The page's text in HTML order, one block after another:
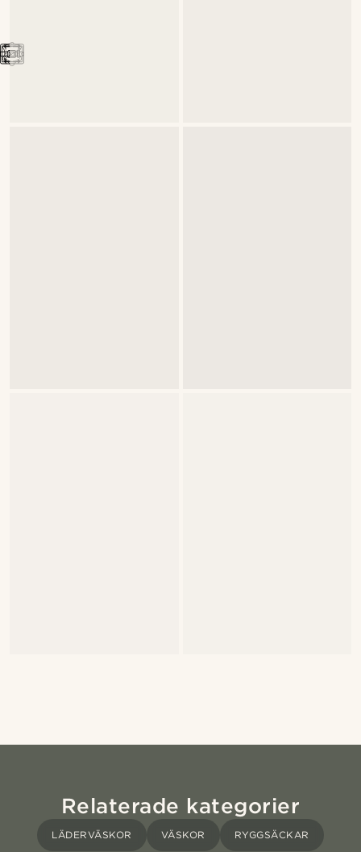
Relaterade kategorier
LÄDERVÄSKOR VÄSKOR RYGGSÄCKAR